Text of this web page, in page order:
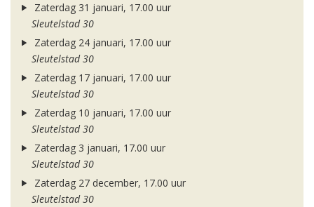
Zaterdag 31 januari, 17.00 uur
Sleutelstad 30
Zaterdag 24 januari, 17.00 uur
Sleutelstad 30
Zaterdag 17 januari, 17.00 uur
Sleutelstad 30
Zaterdag 10 januari, 17.00 uur
Sleutelstad 30
Zaterdag 3 januari, 17.00 uur
Sleutelstad 30
Zaterdag 27 december, 17.00 uur
Sleutelstad 30